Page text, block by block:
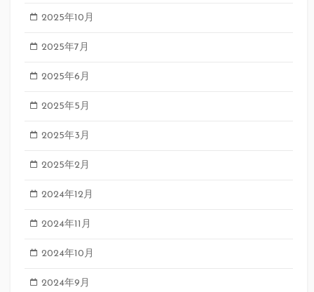
2025年10月
2025年7月
2025年6月
2025年5月
2025年3月
2025年2月
2024年12月
2024年11月
2024年10月
2024年9月